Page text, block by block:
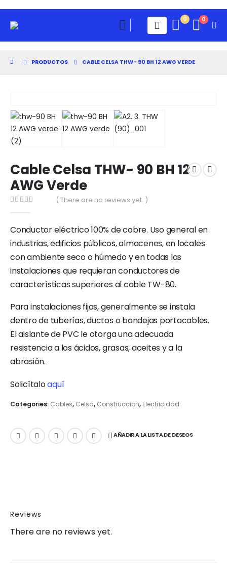
0 0
PRODUCTOS CABLE CELSA THW- 90 BH 12 AWG VERDE
Cable Celsa THW- 90 BH 12
AWG Verde
( There are no reviews yet. )
Conductor eléctrico 100% de cobre. Uso general en
industrias, edificios públicos, almacenes, en locales
con ambiente seco o húmedo y en todas las
instalaciones que requieran conductores de
características superiores al cable TW-80.
Para instalaciones fijas, generalmente se instala
dentro de tuberías, ductos o bandejas portacables.
El aislante de PVC le otorga una adecuada
resistencia a los ácidos, grasas, aceites y a la
abrasión.
Solicítaloaquí
Categories: Cables, Celsa, Construcción, Electricidad
AÑADIR A LA LISTA DE DESEOS
Reviews
There are no reviews yet.